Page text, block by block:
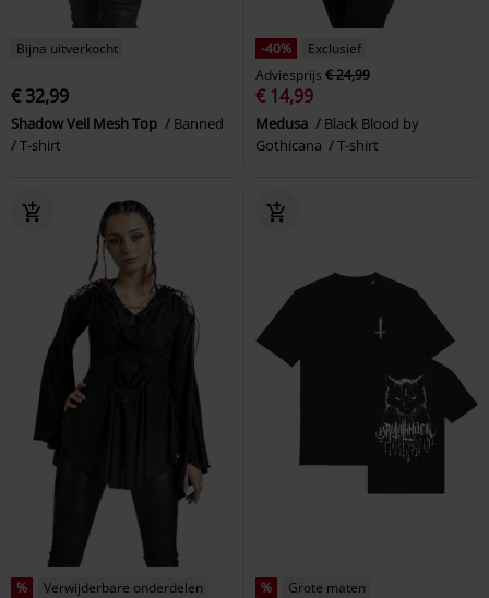
Bijna uitverkocht
€ 32,99
Shadow Veil Mesh Top
Banned
T-shirt
-40%
Exclusief
Adviesprijs € 24,99
€ 14,99
Medusa
Black Blood by
Gothicana
T-shirt
% Verwijderbare onderdelen % Grote maten